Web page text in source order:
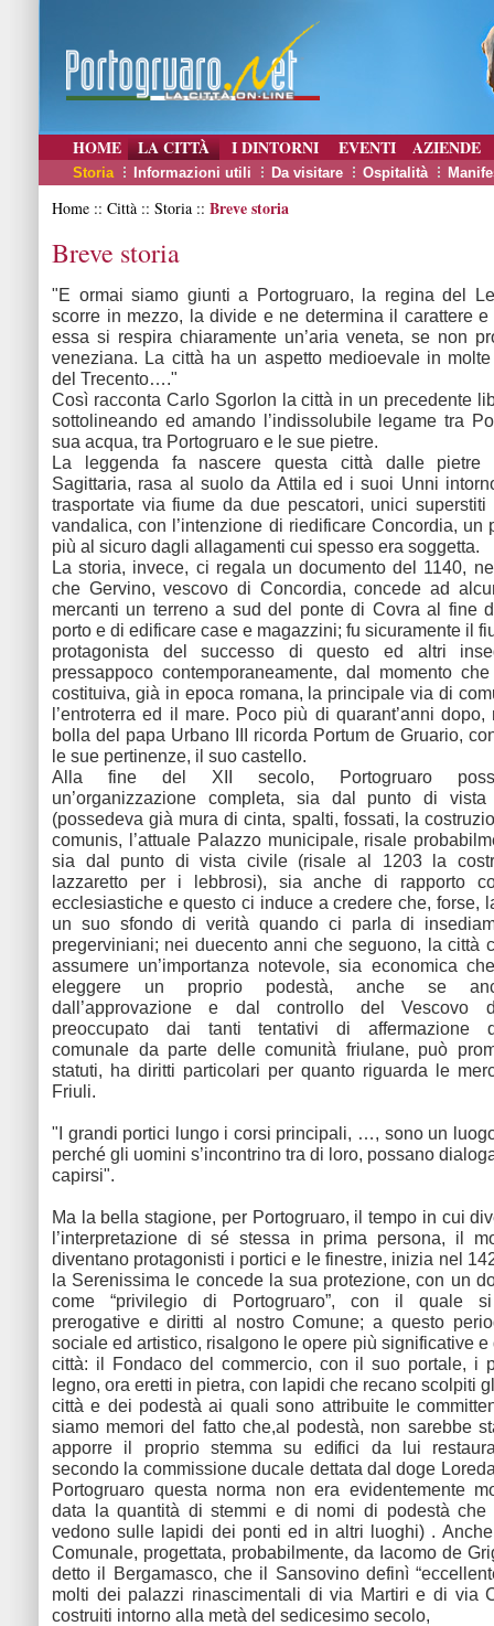
HOME LA CITTÀ I DINTORNI EVENTI AZIENDE
Storia Informazioni utili Da visitare Ospitalità
Home :: Città :: Storia :: Breve storia
Breve storia
"E ormai siamo giunti a Portogruaro, la regina del
scorre in mezzo, la divide e ne determina il carattere e
essa si respira chiaramente un’aria veneta, se non
veneziana. La città ha un aspetto medioevale in
del Trecento…."
Così racconta Carlo Sgorlon la città in un precedente
sottolineando ed amando l’indissolubile legame tra
sua acqua, tra Portogruaro e le sue pietre.
La leggenda fa nascere questa città dalle pietre
Sagittaria, rasa al suolo da Attila ed i suoi Unni
trasportate via fiume da due pescatori, unici superstiti
vandalica, con l’intenzione di riedificare Concordia, un
più al sicuro dagli allagamenti cui spesso era soggetta.
La storia, invece, ci regala un documento del 1140,
che Gervino, vescovo di Concordia, concede ad
mercanti un terreno a sud del ponte di Covra al fine
porto e di edificare case e magazzini; fu sicuramente il
protagonista del successo di questo ed altri
pressappoco contemporaneamente, dal momento
costituiva, già in epoca romana, la principale via di
l’entroterra ed il mare. Poco più di quarant’anni
bolla del papa Urbano III ricorda Portum de Gruario,
le sue pertinenze, il suo castello.
Alla fine del XII secolo, Portogruaro
un’organizzazione completa, sia dal punto di vista
(possedeva già mura di cinta, spalti, fossati, la
comunis, l’attuale Palazzo municipale, risale
sia dal punto di vista civile (risale al 1203 la
lazzaretto per i lebbrosi), sia anche di rapporto
ecclesiastiche e questo ci induce a credere che, forse,
un suo sfondo di verità quando ci parla di
pregerviniani; nei duecento anni che seguono, la città
assumere un’importanza notevole, sia economica
eleggere un proprio podestà, anche se
dall’approvazione e dal controllo del Vescovo
preoccupato dai tanti tentativi di affermazione
comunale da parte delle comunità friulane, può
statuti, ha diritti particolari per quanto riguarda le
Friuli.
"I grandi portici lungo i corsi principali, …, sono un
perché gli uomini s’incontrino tra di loro, possano
capirsi".
Ma la bella stagione, per Portogruaro, il tempo in cui
l’interpretazione di sé stessa in prima persona, il
diventano protagonisti i portici e le finestre, inizia nel
la Serenissima le concede la sua protezione, con un
come “privilegio di Portogruaro”, con il quale si
prerogative e diritti al nostro Comune; a questo
sociale ed artistico, risalgono le opere più significative
città: il Fondaco del commercio, con il suo portale, i
legno, ora eretti in pietra, con lapidi che recano scolpiti
città e dei podestà ai quali sono attribuite le
siamo memori del fatto che,al podestà, non sarebbe
apporre il proprio stemma su edifici da lui
secondo la commissione ducale dettata dal doge
Portogruaro questa norma non era evidentemente
data la quantità di stemmi e di nomi di podestà che
vedono sulle lapidi dei ponti ed in altri luoghi) . Anche
Comunale, progettata, probabilmente, da Iacomo de
detto il Bergamasco, che il Sansovino definì
molti dei palazzi rinascimentali di via Martiri e di via
costruiti intorno alla metà del sedicesimo secolo,